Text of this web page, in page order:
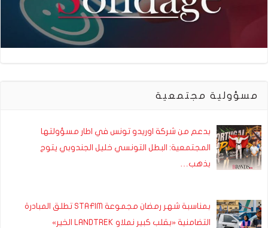
مسؤولية مجتمعية
بدعم من شركة اوريدو تونس في اطار مسؤولتها
المجتمعية: البطل التونسي خليل الجندوبي يتوج
بذهب…
بمناسبة شهر رمضان مجموعة STAFIM تطلق المبادرة
التضامنية «بقلب كبير نملاو LANDTREK الخير»